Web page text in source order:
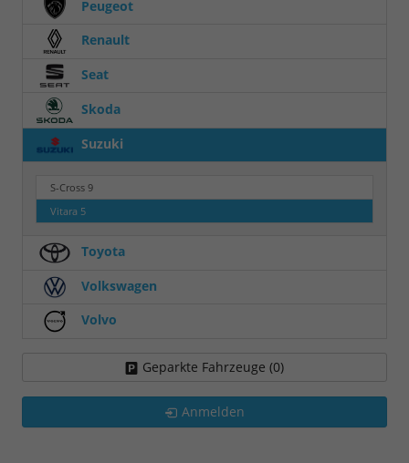
Peugeot
Renault
Seat
Skoda
Suzuki
S-Cross 9
Vitara 5
Toyota
Volkswagen
Volvo
Geparkte Fahrzeuge (0)
Anmelden